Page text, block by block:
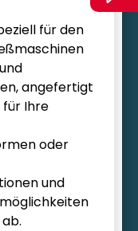
für den
angefertigt
für Ihre
oder
und